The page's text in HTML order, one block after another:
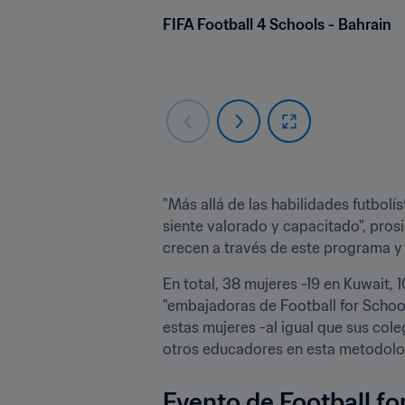
FIFA Football 4 Schools - Bahrain
"Más allá de las habilidades
siente valorado y capacitado",
crecen a través de este programa
En total, 38 mujeres -19 en
"embajadoras de Football for
estas mujeres -al igual que sus
otros educadores en esta